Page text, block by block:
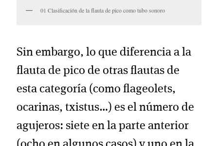
01 Clasificación de la flauta de pico como tubo sonoro
Sin embargo, lo que diferencia a la
flauta de pico de otras flautas de
esta categoría (como flageolets,
ocarinas, txistus…) es el número de
agujeros: siete en la parte anterior